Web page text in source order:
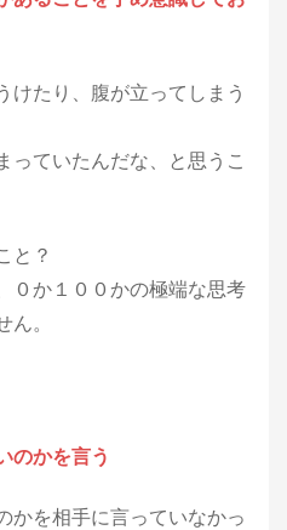
けたり、腹が立ってしまう
っていたんだな、と思うこ
と？
０か１００かの極端な思考
ん。
のかを言う
かを相手に言っていなかっ